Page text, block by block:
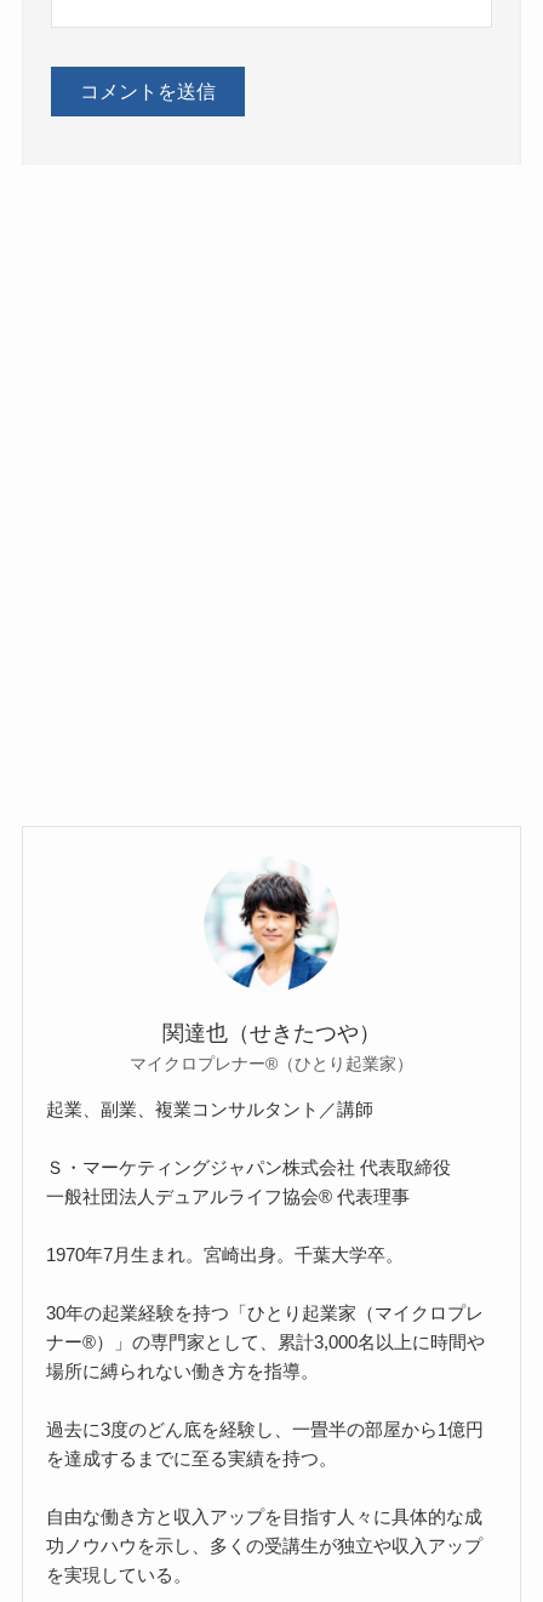
関達也（せきたつや）
マイクロプレナー®（ひとり起業家）
起業、副業、複業コンサルタント／講師
Ｓ・マーケティングジャパン株式会社 代表取締役
一般社団法人デュアルライフ協会® 代表理事
1970年7月生まれ。宮崎出身。千葉大学卒。
30年の起業経験を持つ「ひとり起業家（マイクロプレ
ナー®）」の専門家として、累計3,000名以上に時間や
場所に縛られない働き方を指導。
過去に3度のどん底を経験し、一畳半の部屋から1億円
を達成するまでに至る実績を持つ。
自由な働き方と収入アップを目指す人々に具体的な成
功ノウハウを示し、多くの受講生が独立や収入アップ
を実現している。